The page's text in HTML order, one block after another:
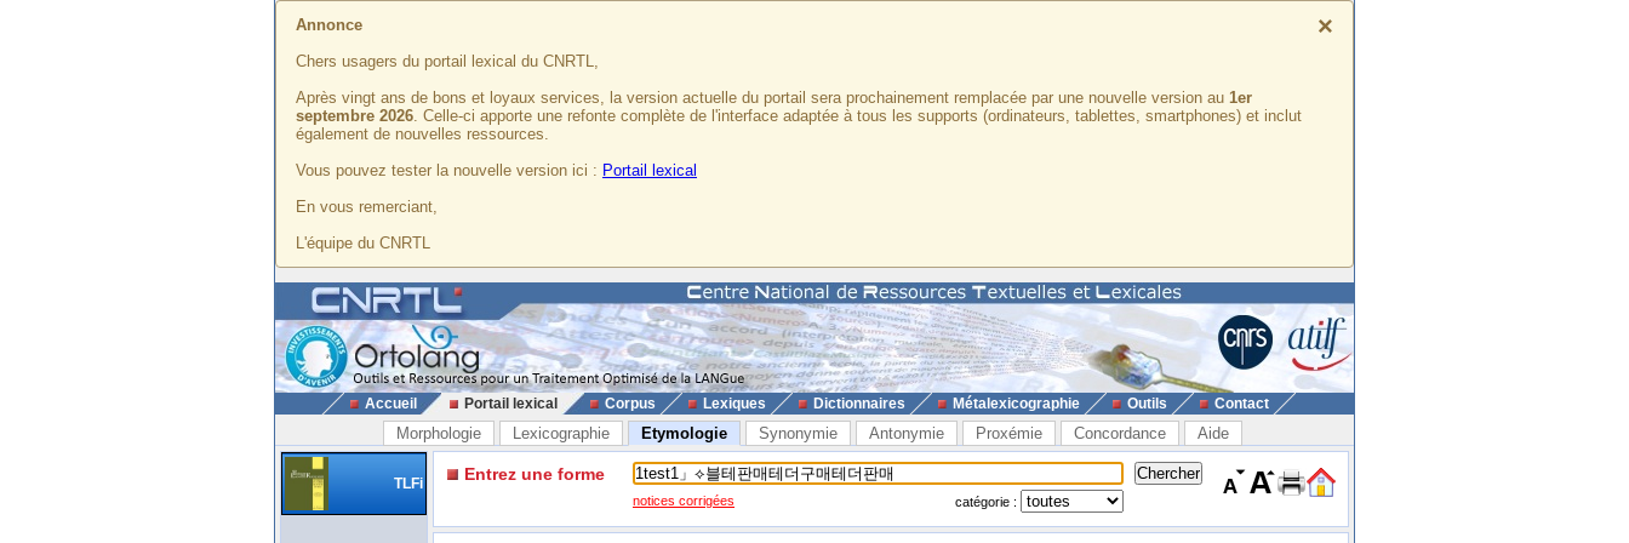
×
Annonce
Chers usagers du portail lexical du CNRTL,
Après vingt ans de bons et loyaux services, la version actuelle du portail sera prochainement remplacée par une nouvelle version au 1er
septembre 2026. Celle-ci apporte une refonte complète de l'interface adaptée à tous les supports (ordinateurs, tablettes, smartphones) et inclut
également de nouvelles ressources.
Vous pouvez tester la nouvelle version ici : Portail lexical
En vous remerciant,
L'équipe du CNRTL
Accueil Portail lexical Corpus Lexiques Dictionnaires Métalexicographie Outils Contact
Morphologie Lexicographie Etymologie Synonymie Antonymie Proxémie Concordance Aide
TLFi Entrez une forme
notices corrigées catégorie :